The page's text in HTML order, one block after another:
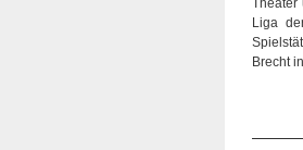
Theater
Liga
Brecht